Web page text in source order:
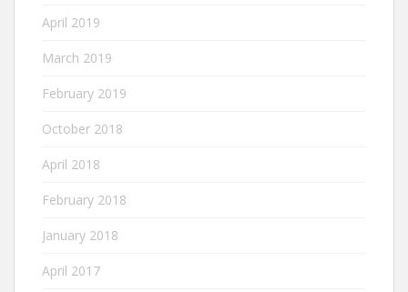
April 2019
March 2019
February 2019
October 2018
April 2018
February 2018
January 2018
April 2017